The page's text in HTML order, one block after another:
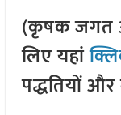
(कृषक जगत
लिए यहां
पद्धतियों